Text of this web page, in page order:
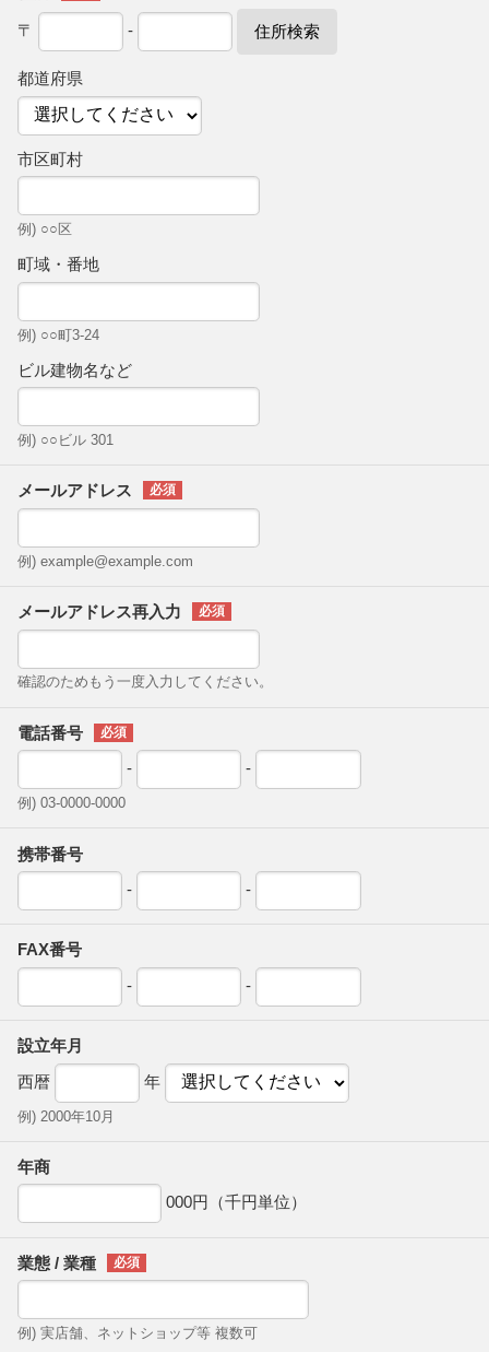
〒 - 住所検索
都道府県
市区町村
例) ○○区
町域・番地
例) ○○町3-24
ビル建物名など
例) ○○ビル 301
メールアドレス
例) example@example.com
メールアドレス再入力
確認のためもう一度入力してください。
電話番号
-
-
例) 03-0000-0000
携帯番号
-
-
FAX番号
-
-
設立年月
西暦
年
例) 2000年10月
年商
000円（千円単位）
業態 / 業種
例) 実店舗、ネットショップ等 複数可